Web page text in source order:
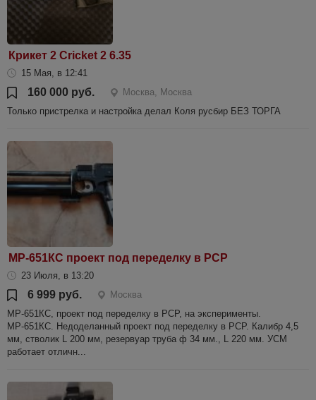
Крикет 2 Cricket 2 6.35
15 Мая, в 12:41
160 000 руб.
Москва, Москва
Только пристрелка и настройка делал Коля русбир БЕЗ ТОРГА
МР-651КС проект под переделку в PCP
23 Июля, в 13:20
6 999 руб.
Москва
МР-651КС, проект под переделку в PCP, на эксперименты.
МР-651КС. Недоделанный проект под переделку в PCP. Калибр 4,5
мм, стволик L 200 мм, резервуар труба ф 34 мм., L 220 мм. УСМ
работает отличн...